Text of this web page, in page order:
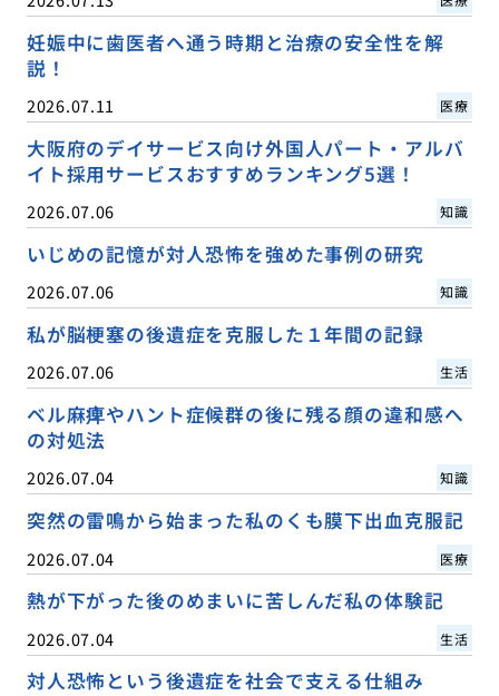
妊娠中に歯医者へ通う時期と治療の安全性を解
説！
2026.07.11 医療
大阪府のデイサービス向け外国人パート・アルバ
イト採用サービスおすすめランキング5選！
2026.07.06 知識
いじめの記憶が対人恐怖を強めた事例の研究
2026.07.06 知識
私が脳梗塞の後遺症を克服した１年間の記録
2026.07.06 生活
ベル麻痺やハント症候群の後に残る顔の違和感へ
の対処法
2026.07.04 知識
突然の雷鳴から始まった私のくも膜下出血克服記
2026.07.04 医療
熱が下がった後のめまいに苦しんだ私の体験記
2026.07.04 生活
対人恐怖という後遺症を社会で支える仕組み